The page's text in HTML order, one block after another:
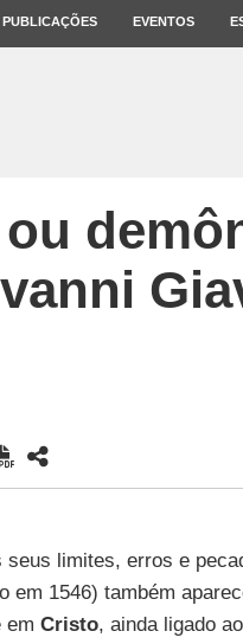
PUBLICAÇÕES EVENTOS
seus limites, erros e
em 1546) também
em Cristo, ainda ligado